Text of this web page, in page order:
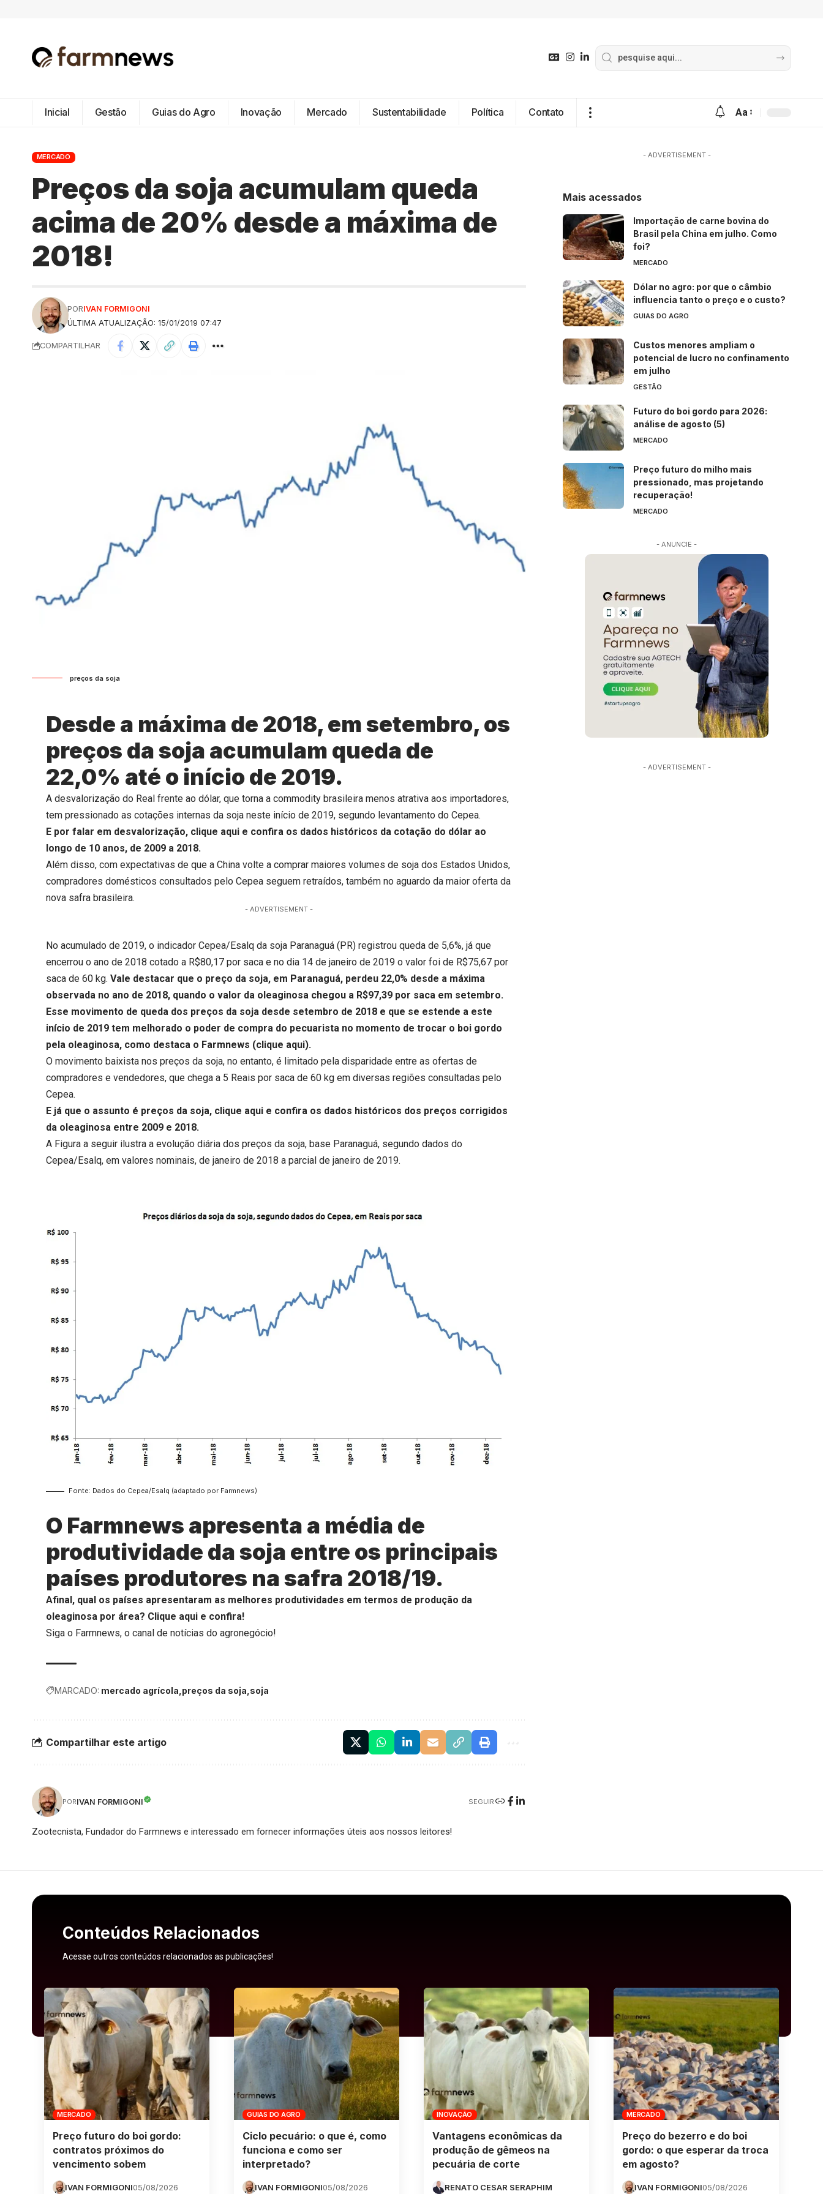
Inicial Gestão Guias do Agro Inovação Mercado Sustentabilidade Política Contato Aa
MERCADO
Preços da soja acumulam queda
acima de 20% desde a máxima de
2018!
ÚLTIMA ATUALIZAÇÃO: 15/01/2019 07:47
PORIVAN FORMIGONI
COMPARTILHAR
preços da soja
Desde a máxima de 2018, em setembro, os
preços da soja acumulam queda de
22,0% até o início de 2019.
A desvalorização do Real frente ao dólar, que torna a commodity brasileira menos atrativa aos importadores,
tem pressionado as cotações internas da soja neste início de 2019, segundo levantamento do Cepea.
E por falar em desvalorização, clique aqui e confira os dados históricos da cotação do dólar ao
longo de 10 anos, de 2009 a 2018.
Além disso, com expectativas de que a China volte a comprar maiores volumes de soja dos Estados Unidos,
compradores domésticos consultados pelo Cepea seguem retraídos, também no aguardo da maior oferta da
nova safra brasileira.
- ADVERTISEMENT -
No acumulado de 2019, o indicador Cepea/Esalq da soja Paranaguá (PR) registrou queda de 5,6%, já que
encerrou o ano de 2018 cotado a R$80,17 por saca e no dia 14 de janeiro de 2019 o valor foi de R$75,67 por
saca de 60 kg.Vale destacar que o preço da soja, em Paranaguá, perdeu 22,0% desde a máxima
observada no ano de 2018, quando o valor da oleaginosa chegou a R$97,39 por saca em setembro.
Esse movimento de queda dos preços da soja desde setembro de 2018 e que se estende a este
início de 2019 tem melhorado o poder de compra do pecuarista no momento de trocar o boi gordo
pela oleaginosa, como destaca o Farmnews (clique aqui).
O movimento baixista nos preços da soja, no entanto, é limitado pela disparidade entre as ofertas de
compradores e vendedores, que chega a 5 Reais por saca de 60 kg em diversas regiões consultadas pelo
Cepea.
E já que o assunto é preços da soja, clique aqui e confira os dados históricos dos preços corrigidos
da oleaginosa entre 2009 e 2018.
A Figura a seguir ilustra a evolução diária dos preços da soja, base Paranaguá, segundo dados do
Cepea/Esalq, em valores nominais, de janeiro de 2018 a parcial de janeiro de 2019.
Fonte: Dados do Cepea/Esalq (adaptado por Farmnews)
O Farmnews apresenta a média de
produtividade da soja entre os principais
países produtores na safra 2018/19.
Afinal, qual os países apresentaram as melhores produtividades em termos de produção da
oleaginosa por área? Clique aqui e confira!
Siga o Farmnews, o canal de notícias do agronegócio!
MARCADO: mercado agrícola preços da soja soja
Compartilhar este artigo
PORIVAN FORMIGONI SEGUIR
Zootecnista, Fundador do Farmnews e interessado em fornecer informações úteis aos nossos leitores!
- ADVERTISEMENT -
Mais acessados
Importação de carne bovina do
Brasil pela China em julho. Como
foi?
MERCADO
Dólar no agro: por que o câmbio
influencia tanto o preço e o custo?
GUIAS DO AGRO
Custos menores ampliam o
potencial de lucro no confinamento
em julho
GESTÃO
Futuro do boi gordo para 2026:
análise de agosto (5)
MERCADO
Preço futuro do milho mais
pressionado, mas projetando
recuperação!
MERCADO
- ANUNCIE -
- ADVERTISEMENT -
Conteúdos Relacionados
Acesse outros conteúdos relacionados as publicações!
MERCADO
Preço futuro do boi gordo:
contratos próximos do
vencimento sobem
IVAN FORMIGONI05/08/2026
GUIAS DO AGRO
Ciclo pecuário: o que é, como
funciona e como ser
interpretado?
IVAN FORMIGONI05/08/2026
INOVAÇÃO
Vantagens econômicas da
produção de gêmeos na
pecuária de corte
RENATO CESAR SERAPHIM
MERCADO
Preço do bezerro e do boi
gordo: o que esperar da troca
em agosto?
IVAN FORMIGONI05/08/2026